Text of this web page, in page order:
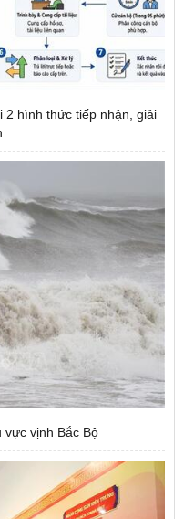
2 hình thức tiếp nhận, giải
vực vịnh Bắc Bộ